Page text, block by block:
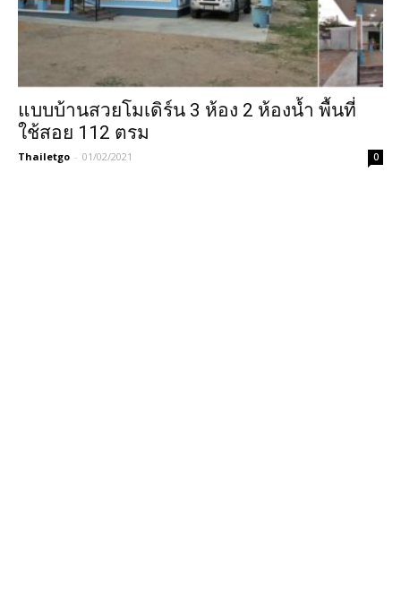
แบบบ้านสวยโมเดิร์น 3 ห้อง 2 ห้องน้ำ พื้นที่
ใช้สอย 112 ตรม
Thailetgo - 01/02/2021 0